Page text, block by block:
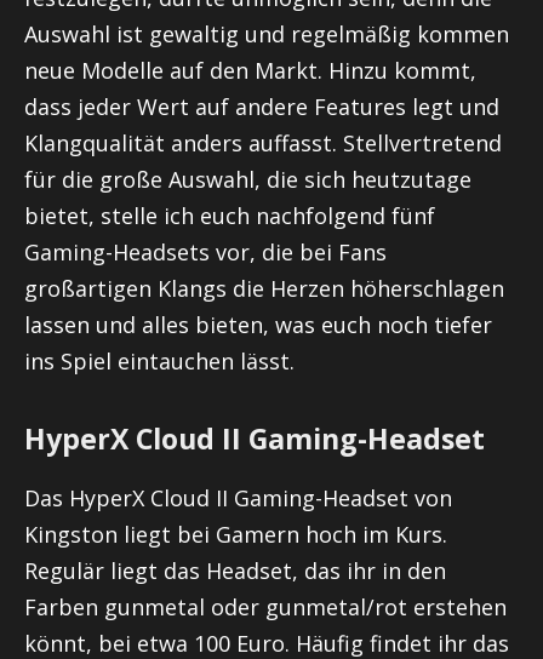
Auswahl ist gewaltig und regelmäßig kommen
neue Modelle auf den Markt. Hinzu kommt,
dass jeder Wert auf andere Features legt und
Klangqualität anders auffasst. Stellvertretend
für die große Auswahl, die sich heutzutage
bietet, stelle ich euch nachfolgend fünf
Gaming-Headsets vor, die bei Fans
großartigen Klangs die Herzen höherschlagen
lassen und alles bieten, was euch noch tiefer
ins Spiel eintauchen lässt.
HyperX Cloud II Gaming-Headset
Das HyperX Cloud II Gaming-Headset von
Kingston liegt bei Gamern hoch im Kurs.
Regulär liegt das Headset, das ihr in den
Farben gunmetal oder gunmetal/rot erstehen
könnt, bei etwa 100 Euro. Häufig findet ihr das